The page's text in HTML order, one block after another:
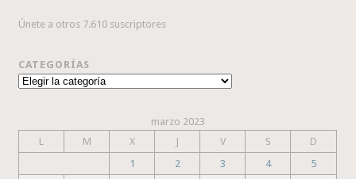
Únete a otros 7.610 suscriptores
CATEGORÍAS
Categorías
marzo 2023
L
M X J V S
D
1
2 3 4
5